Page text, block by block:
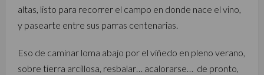
altas, listo para recorrer el campo en donde nace el vino,
y pasearte entre sus parras centenarias.
Eso de caminar loma abajo por el viñedo en pleno verano,
sobre tierra arcillosa, resbalar… acalorarse… de pronto,